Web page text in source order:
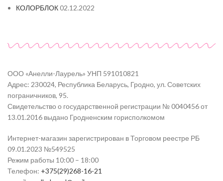
КОЛОРБЛОК02.12.2022
ООО «Анелли-Лаурель» УНП 591010821
Адрес: 230024, Республика Беларусь, Гродно, ул. Советских
пограничников, 95.
Свидетельство о государственной регистрации № 0040456 от
13.01.2016 выдано Гродненским горисполкомом
Интернет-магазин зарегистрирован в Торговом реестре РБ
09.01.2023 №549525
Режим работы 10:00 – 18:00
Телефон: +375(29)268-16-21